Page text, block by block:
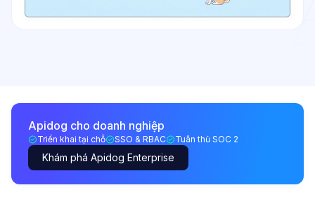
Apidog cho doanh nghiệp
Triển khai tại chỗ SSO & RBAC Tuân thủ SOC 2
Khám phá Apidog Enterprise